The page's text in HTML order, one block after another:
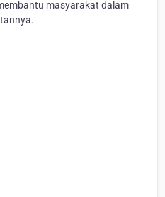
masyarakat dalam